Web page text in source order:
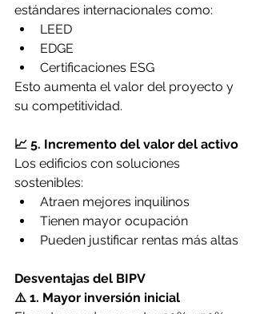
estándares internacionales como:
LEED
EDGE
Certificaciones ESG
Esto aumenta el valor del proyecto y
su competitividad.
📈 5. Incremento del valor del activo
Los edificios con soluciones
sostenibles:
Atraen mejores inquilinos
Tienen mayor ocupación
Pueden justificar rentas más altas
Desventajas del BIPV
⚠️ 1. Mayor inversión inicial